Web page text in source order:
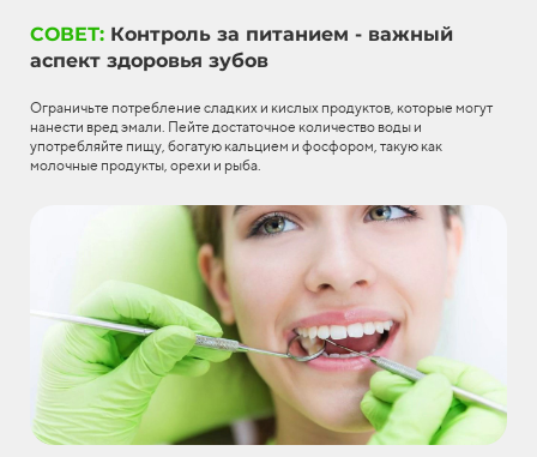
СОВЕТ: Контроль за питанием - важный
аспект здоровья зубов
Ограничьте потребление сладких и кислых продуктов, которые могут
нанести вред эмали. Пейте достаточное количество воды и
употребляйте пищу, богатую кальцием и фосфором, такую как
молочные продукты, орехи и рыба.